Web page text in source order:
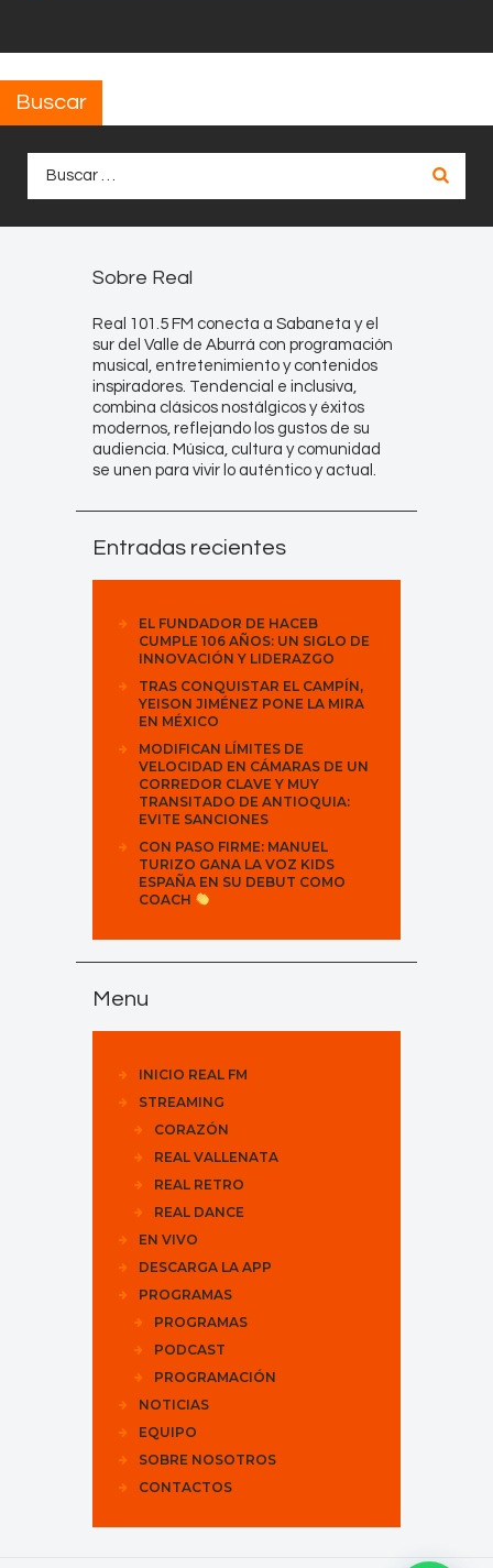
Buscar
Sobre Real
Real 101.5 FM conecta a Sabaneta y el
sur del Valle de Aburrá con programación
musical, entretenimiento y contenidos
inspiradores. Tendencial e inclusiva,
combina clásicos nostálgicos y éxitos
modernos, reflejando los gustos de su
audiencia. Música, cultura y comunidad
se unen para vivir lo auténtico y actual.
Entradas recientes
EL FUNDADOR DE HACEB
CUMPLE 106 AÑOS: UN SIGLO DE
INNOVACIÓN Y LIDERAZGO
TRAS CONQUISTAR EL CAMPÍN,
YEISON JIMÉNEZ PONE LA MIRA
EN MÉXICO
MODIFICAN LÍMITES DE
VELOCIDAD EN CÁMARAS DE UN
CORREDOR CLAVE Y MUY
TRANSITADO DE ANTIOQUIA:
EVITE SANCIONES
CON PASO FIRME: MANUEL
TURIZO GANA LA VOZ KIDS
ESPAÑA EN SU DEBUT COMO
COACH
Menu
INICIO REAL FM
STREAMING
CORAZÓN
REAL VALLENATA
REAL RETRO
REAL DANCE
EN VIVO
DESCARGA LA APP
PROGRAMAS
PROGRAMAS
PODCAST
PROGRAMACIÓN
NOTICIAS
EQUIPO
SOBRE NOSOTROS
CONTACTOS